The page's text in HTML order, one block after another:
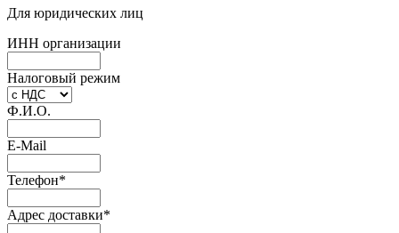
Для юридических лиц
ИНН организации
Налоговый режим
Ф.И.О.
E-Mail
Телефон*
Адрес доставки*